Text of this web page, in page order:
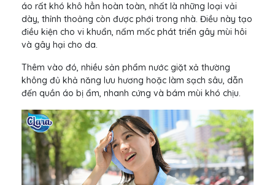
áo rất khó khô hẳn hoàn toàn, nhất là những loại vải
dày, thỉnh thoảng còn được phới trong nhà. Điều này tạo
điều kiện cho vi khuẩn, nấm mốc phát triển gây mùi hôi
và gây hại cho da.
Thêm vào đó, nhiều sản phẩm nước giặt xả thường
không đủ khả năng lưu hương hoặc làm sạch sâu, dẫn
đến quần áo bị ẩm, nhanh cứng và bám mùi khó chịu.